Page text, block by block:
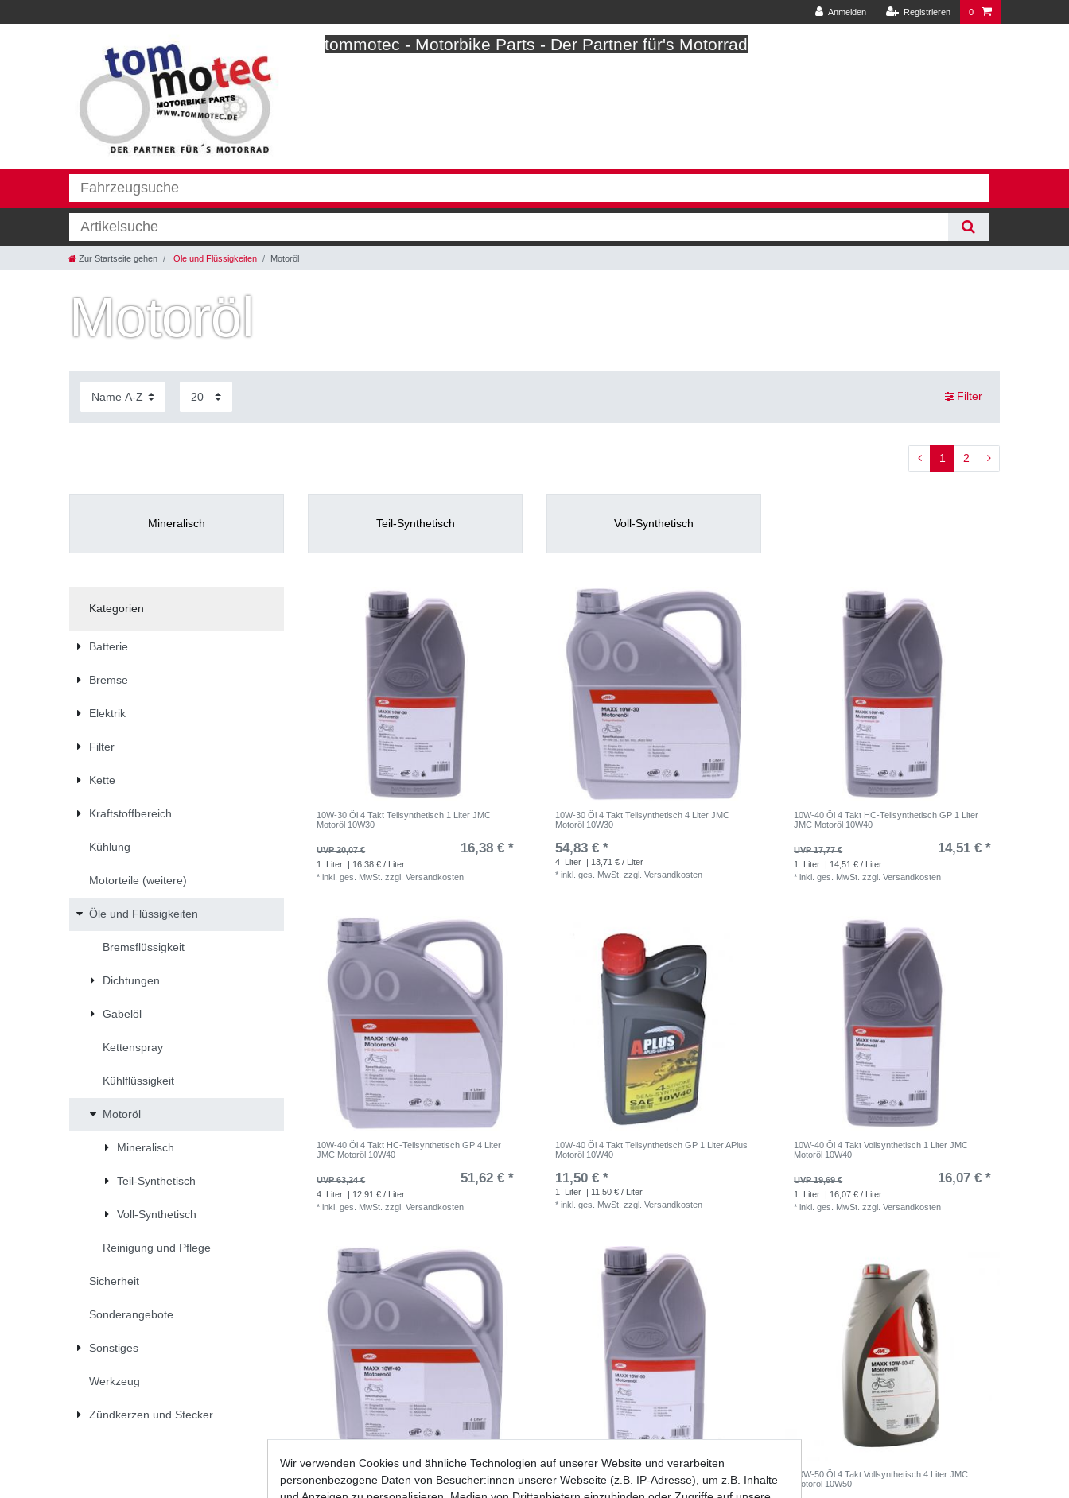
Anmelden Registrieren 0
tommotec - Motorbike Parts - Der Partner für's Motorrad
Zur Startseite gehen Öle und Flüssigkeiten Motoröl
Motoröl
Filter
1 2
Mineralisch Teil-Synthetisch Voll-Synthetisch
Kategorien
Batterie
Bremse
Elektrik
Filter
Kette
Kraftstoffbereich
Kühlung
Motorteile (weitere)
Öle und Flüssigkeiten
Bremsflüssigkeit
Dichtungen
Gabelöl
Kettenspray
Kühlflüssigkeit
Motoröl
Mineralisch
Teil-Synthetisch
Voll-Synthetisch
Reinigung und Pflege
Sicherheit
Sonderangebote
Sonstiges
Werkzeug
Zündkerzen und Stecker
10W-30 Öl 4 Takt Teilsynthetisch 1 Liter JMC
Motoröl 10W30
UVP 20,07 € 16,38 € *
1 Liter
| 16,38 € / Liter
*inkl. ges. MwSt. zzgl.Versandkosten
10W-30 Öl 4 Takt Teilsynthetisch 4 Liter JMC
Motoröl 10W30
54,83 € *
4 Liter
| 13,71 € / Liter
*inkl. ges. MwSt. zzgl.Versandkosten
10W-40 Öl 4 Takt HC-Teilsynthetisch GP 1 Liter
JMC Motoröl 10W40
UVP 17,77 € 14,51 € *
1 Liter
| 14,51 € / Liter
*inkl. ges. MwSt. zzgl.Versandkosten
10W-40 Öl 4 Takt HC-Teilsynthetisch GP 4 Liter
JMC Motoröl 10W40
UVP 63,24 € 51,62 € *
4 Liter | 12,91 € / Liter
*inkl. ges. MwSt. zzgl.Versandkosten
10W-40 Öl 4 Takt Teilsynthetisch GP 1 Liter APlus
Motoröl 10W40
11,50 € *
1 Liter | 11,50 € / Liter
*inkl. ges. MwSt. zzgl.Versandkosten
10W-40 Öl 4 Takt Vollsynthetisch 1 Liter JMC
Motoröl 10W40
UVP 19,69 € 16,07 € *
1 Liter | 16,07 € / Liter
*inkl. ges. MwSt. zzgl.Versandkosten
10W-40 Öl 4 Takt Vollsynthetisch 4 Liter JMC
Motoröl 10W40
10W-50 Öl 4 Takt Vollsynthetisch 1 Liter JMC
Motoröl 10W50
10W-50 Öl 4 Takt Vollsynthetisch 4 Liter JMC
Motoröl 10W50
Wir verwenden Cookies und ähnliche Technologien auf unserer Website und verarbeiten
personenbezogene Daten von Besucher:innen unserer Webseite (z.B. IP-Adresse), um z.B. Inhalte